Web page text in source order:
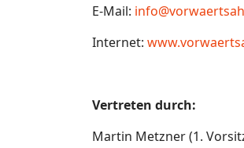
E-Mail:
Internet:
Vertreten durch:
Martin Metzner (1.